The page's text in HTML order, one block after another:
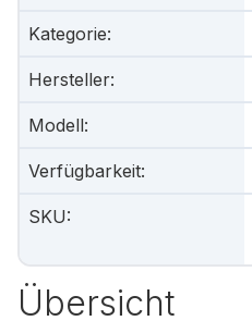
Kategorie:
Hersteller:
Modell:
Verfügbarkeit:
SKU:
Übersicht